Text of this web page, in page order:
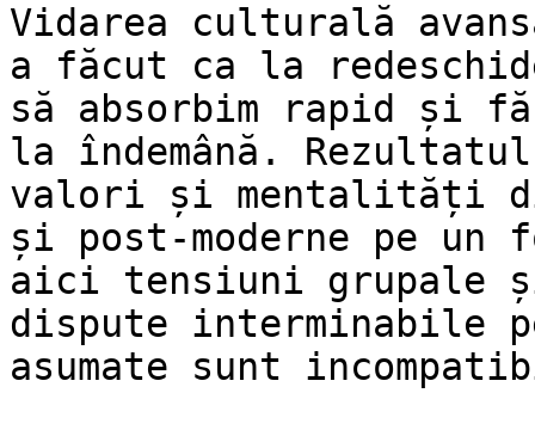
Vidarea culturală
a făcut ca la
să absorbim rapid și
la îndemână.
valori și mentalități
și post-moderne pe un
aici tensiuni grupale
dispute interminabile
asumate sunt